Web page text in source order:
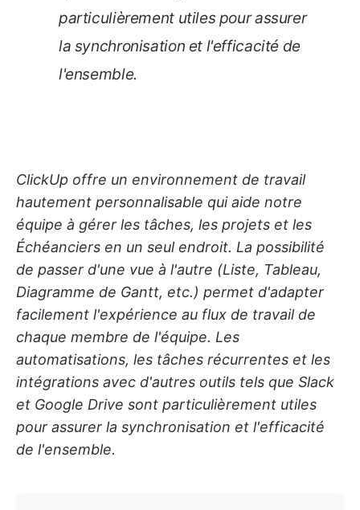
particulièrement utiles pour assurer
la synchronisation et l'efficacité de
l'ensemble.
ClickUp offre un environnement de travail
hautement personnalisable qui aide notre
équipe à gérer les tâches, les projets et les
Échéanciers en un seul endroit. La possibilité
de passer d'une vue à l'autre (Liste, Tableau,
Diagramme de Gantt, etc.) permet d'adapter
facilement l'expérience au flux de travail de
chaque membre de l'équipe. Les
automatisations, les tâches récurrentes et les
intégrations avec d'autres outils tels que Slack
et Google Drive sont particulièrement utiles
pour assurer la synchronisation et l'efficacité
de l'ensemble.